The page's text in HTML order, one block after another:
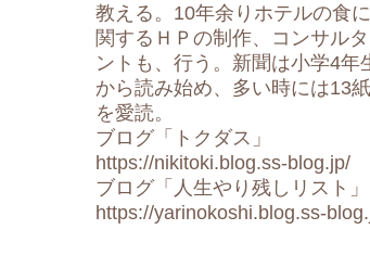
教える。10年余りホテルの食に
関するＨＰの制作、コンサルタ
ントも、行う。新聞は小学4年
から読み始め、多い時には13紙
を愛読。
ブログ「トクダス」
https://nikitoki.blog.ss-blog.jp/
ブログ「人生やり残しリスト」
https://yarinokoshi.blog.ss-